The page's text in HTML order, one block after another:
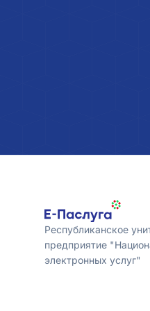
Республиканское
предприятие
электронных услуг"